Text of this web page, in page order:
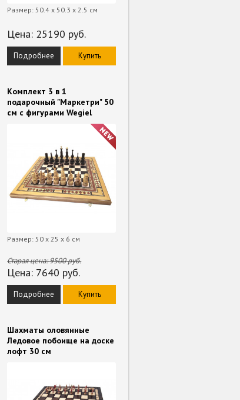
Размер: 50.4 x 50.3 x 2.5 см
Цена: 25190 руб.
Подробнее Купить
Комплект 3 в 1
подарочный "Маркетри" 50
cм с фигурами Wegiel
Размер: 50 х 25 х 6 см
Старая цена:9500руб.
Цена: 7640 руб.
Подробнее Купить
Шахматы оловянные
Ледовое побоище на доске
лофт 30 см